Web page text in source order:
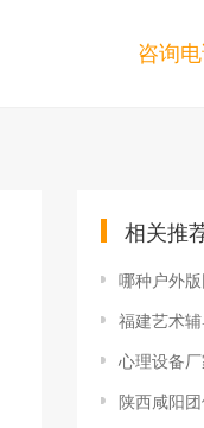
咨询电
相关推
哪种户外版团
福建艺术
心理设备厂家 反
陕西咸阳团体